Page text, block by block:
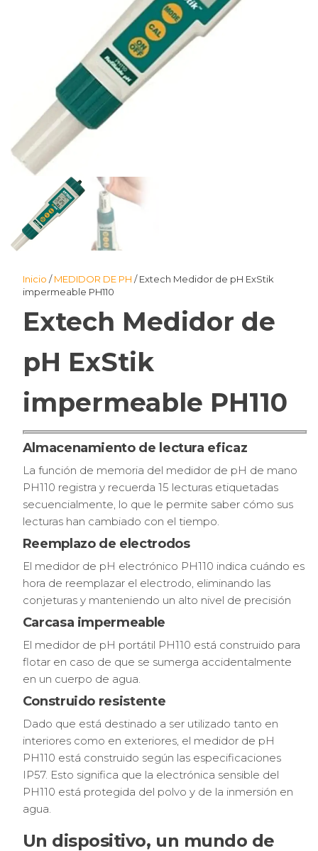
Inicio /MEDIDOR DE PH / Extech Medidor de pH ExStik
impermeable PH110
Extech Medidor de
pH ExStik
impermeable PH110
Almacenamiento de lectura eficaz
La función de memoria del medidor de pH de mano
PH110 registra y recuerda 15 lecturas etiquetadas
secuencialmente, lo que le permite saber cómo sus
lecturas han cambiado con el tiempo.
Reemplazo de electrodos
El medidor de pH electrónico PH110 indica cuándo es
hora de reemplazar el electrodo, eliminando las
conjeturas y manteniendo un alto nivel de precisión
Carcasa impermeable
El medidor de pH portátil PH110 está construido para
flotar en caso de que se sumerga accidentalmente
en un cuerpo de agua.
Construido resistente
Dado que está destinado a ser utilizado tanto en
interiores como en exteriores, el medidor de pH
PH110 está construido según las especificaciones
IP57. Esto significa que la electrónica sensible del
PH110 está protegida del polvo y de la inmersión en
agua.
Un dispositivo, un mundo de